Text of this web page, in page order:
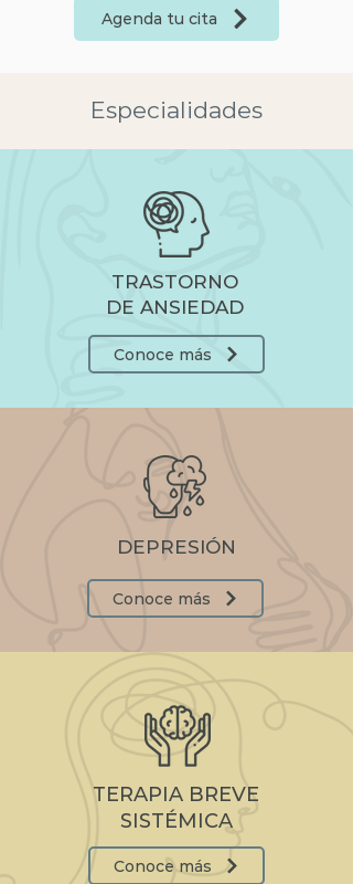
Agenda tu cita
Especialidades
TRASTORNO
DE ANSIEDAD
Conoce más
DEPRESIÓN
Conoce más
TERAPIA BREVE
SISTÉMICA
Conoce más